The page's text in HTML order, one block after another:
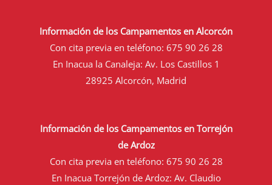
Información de los Campamentos en Alcorcón
Con cita previa en teléfono: 675 90 26 28
En Inacua la Canaleja: Av. Los Castillos 1
28925 Alcorcón, Madrid
Información de los Campamentos en Torrejón
de Ardoz
Con cita previa en teléfono: 675 90 26 28
En Inacua Torrejón de Ardoz: Av. Claudio